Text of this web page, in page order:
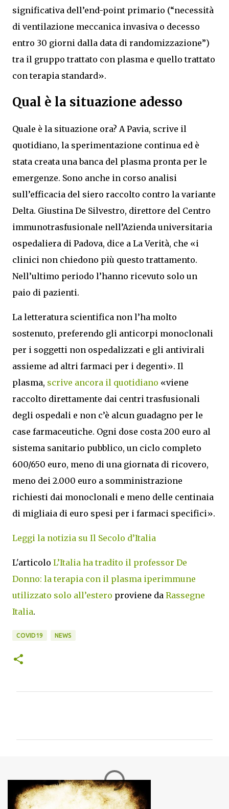
significativa dell’end-point primario (“necessità
di ventilazione meccanica invasiva o decesso
entro 30 giorni dalla data di randomizzazione”)
tra il gruppo trattato con plasma e quello trattato
con terapia standard».
Qual è la situazione adesso
Quale è la situazione ora? A Pavia, scrive il
quotidiano, la sperimentazione continua ed è
stata creata una banca del plasma pronta per le
emergenze. Sono anche in corso analisi
sull’efficacia del siero raccolto contro la variante
Delta. Giustina De Silvestro, direttore del Centro
immunotrasfusionale nell’Azienda universitaria
ospedaliera di Padova, dice a La Verità, che «i
clinici non chiedono più questo trattamento.
Nell’ultimo periodo l’hanno ricevuto solo un
paio di pazienti.
La letteratura scientifica non l’ha molto
sostenuto, preferendo gli anticorpi monoclonali
per i soggetti non ospedalizzati e gli antivirali
assieme ad altri farmaci per i degenti». Il
plasma, scrive ancora il quotidiano «viene
raccolto direttamente dai centri trasfusionali
degli ospedali e non c’è alcun guadagno per le
case farmaceutiche. Ogni dose costa 200 euro al
sistema sanitario pubblico, un ciclo completo
600/650 euro, meno di una giornata di ricovero,
meno dei 2.000 euro a somministrazione
richiesti dai monoclonali e meno delle centinaia
di migliaia di euro spesi per i farmaci specifici».
Leggi la notizia su Il Secolo d’Italia
L'articolo L’Italia ha tradito il professor De
Donno: la terapia con il plasma iperimmune
utilizzato solo all’estero proviene da Rassegne
Italia.
COVID19 NEWS
n
t